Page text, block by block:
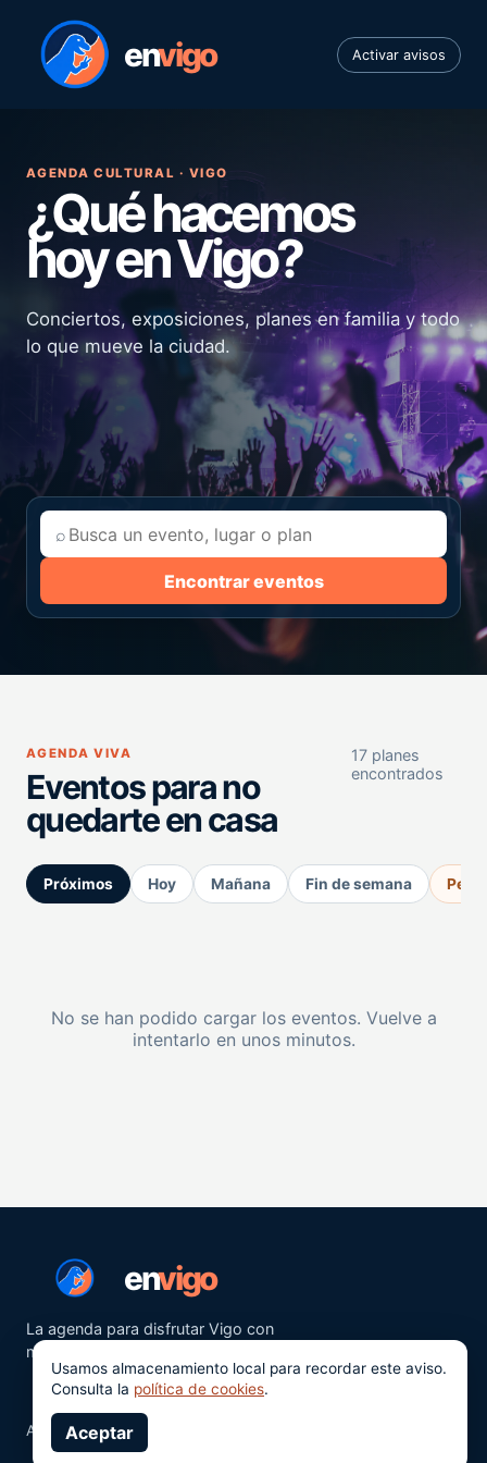
envigo Activar avisos
AGENDA CULTURAL · VIGO
¿Qué hacemos
hoy en Vigo?
Conciertos, exposiciones, planes en familia y todo
lo que mueve la ciudad.
⌕
Encontrar eventos
AGENDA VIVA
Eventos para no
quedarte en casa
17 planes
encontrados
Próximos Hoy Mañana Fin de semana
No se han podido cargar los eventos. Vuelve a
intentarlo en unos minutos.
envigo
La agenda para disfrutar Vigo con
más ganas.
Aviso legalPrivacidad
Usamos almacenamiento local para recordar este aviso.
Consulta la política de cookies.
Aceptar